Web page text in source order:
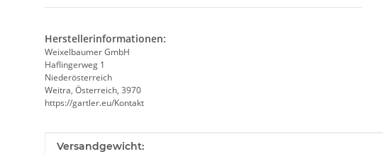
Herstellerinformationen:
Weixelbaumer GmbH
Haflingerweg 1
Niederösterreich
Weitra, Österreich, 3970
https://gartler.eu/Kontakt
Produkteigenschaft
Wert
Versandgewicht: